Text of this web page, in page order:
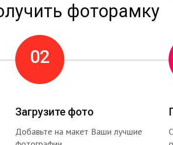
фоторамку
02
Загрузите фото
Добавьте на макет Ваши лучшие